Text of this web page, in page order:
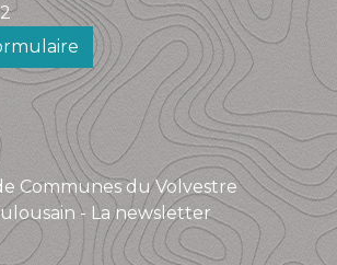
Communes du Volvestre
- La newsletter